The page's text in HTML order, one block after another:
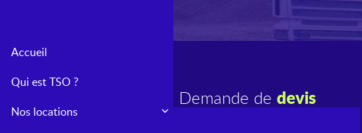
Accueil
Qui est TSO ?
Nos locations
Demande de devis